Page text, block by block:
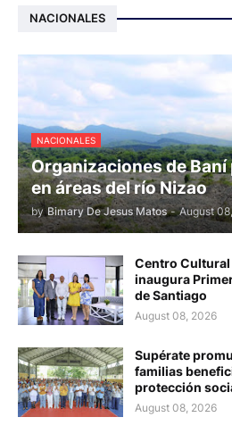
NACIONALES
NACIONALES
Organizaciones de
en áreas del río Nizao
by Bimary De Jesus Matos - August
Centro Cultural
inaugura
de Santiago
August 08, 2026
Supérate
familias
protección
August 08, 2026